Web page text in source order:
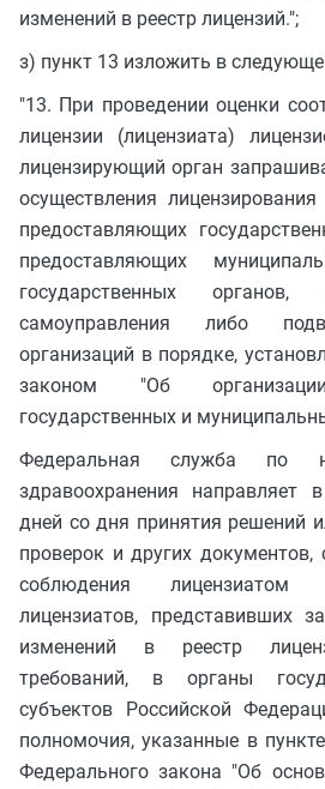
изменений в реестр лицензий.";
з) пункт 13 изложить в
"13. При проведении оценки
лицензии (лицензиата)
лицензирующий орган
осуществления
предоставляющих
предоставляющих
государственных органов,
самоуправления либо
организаций в порядке,
законом "Об
государственных и
Федеральная служба по
здравоохранения направляет
дней со дня принятия решений
проверок и других документов,
соблюдения лицензиатом
лицензиатов, представивших
изменений в реестр
требований, в органы
субъектов Российской
полномочия, указанные в
Федерального закона "Об